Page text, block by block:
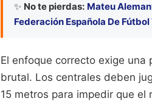
✨ No te pierdas: Mateu
Federación Española De
El enfoque correcto exige
brutal. Los centrales deben
15 metros para impedir que